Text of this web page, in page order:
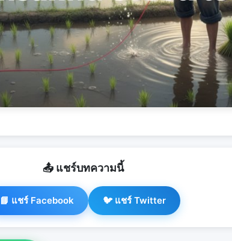
📤 แชร์บทความนี้
📘 แชร์ Facebook 🐦 แชร์ Twitter